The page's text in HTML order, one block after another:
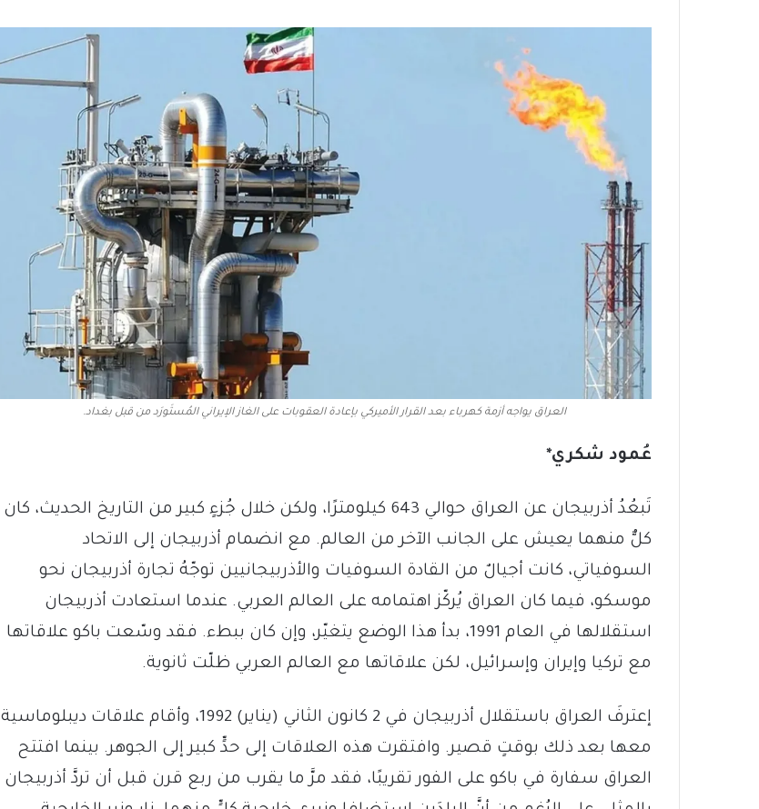
العراق يواجه أزمة كهرباء بعد القرار الأميركي بإعادة العقوبات على الغاز الإيراني المُستَورَد من قبل بغداد.
عُمود شكري*
تَبعُدُ أذربيجان عن العراق حوالي 643 كيلومترًا، ولكن خلال جُزءٍ كبير من التاريخ الحديث، كان
كلٌّ منهما يعيش على الجانب الآخر من العالم. مع انضمام أذربيجان إلى الاتحاد
السوفياتي، كانت أجيالٌ من القادة السوفيات والأذربيجانيين توجّهُ تجارة أذربيجان نحو
موسكو، فيما كان العراق يُركّز اهتمامه على العالم العربي. عندما استعادت أذربيجان
استقلالها في العام 1991، بدأ هذا الوضع يتغيّر، وإن كان ببطء. فقد وسّعت باكو علاقاتها
مع تركيا وإيران وإسرائيل، لكن علاقاتها مع العالم العربي ظلّت ثانوية.
إعترفَ العراق باستقلال أذربيجان في 2 كانون الثاني (يناير) 1992، وأقام علاقات ديبلوماسية
معها بعد ذلك بوقتٍ قصير. وافتقرت هذه العلاقات إلى حدٍّ كبير إلى الجوهر. بينما افتتح
العراق سفارة في باكو على الفور تقريبًا، فقد مرَّ ما يقرب من ربع قرن قبل أن تردَّ أذربيجان